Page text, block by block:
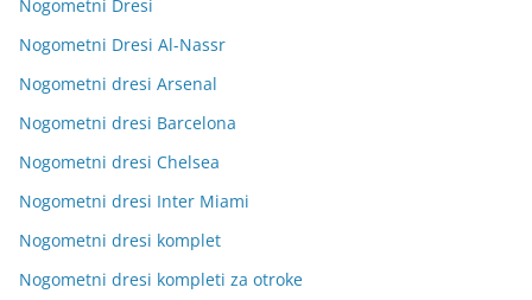
Nogometni Dresi
Nogometni Dresi Al-Nassr
Nogometni dresi Arsenal
Nogometni dresi Barcelona
Nogometni dresi Chelsea
Nogometni dresi Inter Miami
Nogometni dresi komplet
Nogometni dresi kompleti za otroke